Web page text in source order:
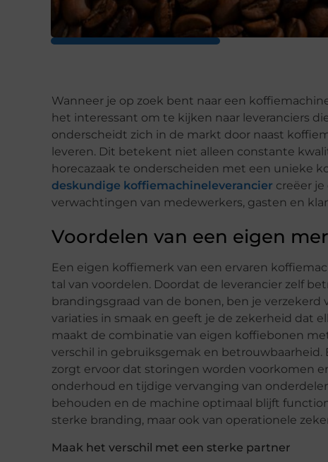
Wanneer je op zoek bent naar een
het interessant om te kijken naar leveranciers
onderscheidt zich in de markt door naast
leveren. Dit betekent niet alleen constante
horecazaak te onderscheiden met een unieke
deskundige koffiemachineleverancier creëer
verwachtingen van medewerkers, gasten en
Voordelen van een eigen
Een eigen koffiemerk van een ervaren
tal van voordelen. Doordat de leverancier zelf
brandingsgraad van de bonen, ben je
variaties in smaak en geeft je de zekerheid dat
maakt de combinatie van eigen koffiebonen
verschil in gebruiksgemak en betrouwbaarheid.
zorgt ervoor dat storingen worden voorkomen
onderhoud en tijdige vervanging van
behouden en de machine optimaal blijft
sterke branding, maar ook van operationele
Maak het verschil met een sterke partner